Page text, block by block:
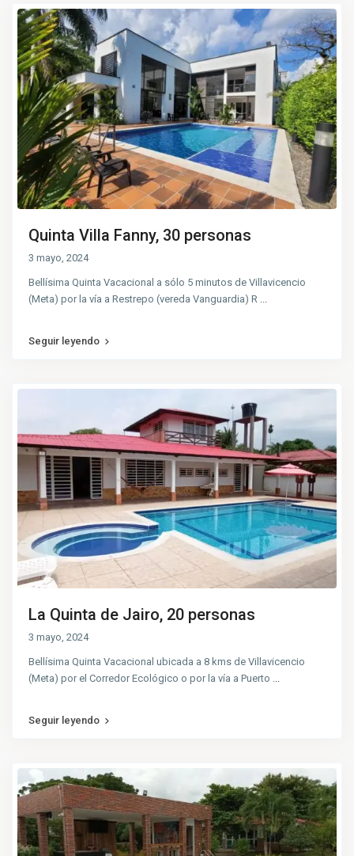
Quinta Villa Fanny, 30 personas
3 mayo, 2024
Bellísima Quinta Vacacional a sólo 5 minutos de Villavicencio
(Meta) por la vía a Restrepo (vereda Vanguardia) R
Seguir leyendo
La Quinta de Jairo, 20 personas
3 mayo, 2024
Bellísima Quinta Vacacional ubicada a 8 kms de Villavicencio
(Meta) por el Corredor Ecológico o por la vía a Puerto
Seguir leyendo